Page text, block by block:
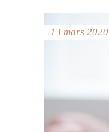
13 mars 2020